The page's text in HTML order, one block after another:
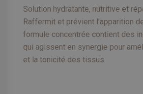
Solution hydratante, nutritive et
Raffermit et prévient l’apparition
formule concentrée contient des
qui agissent en synergie pour
et la tonicité des tissus.